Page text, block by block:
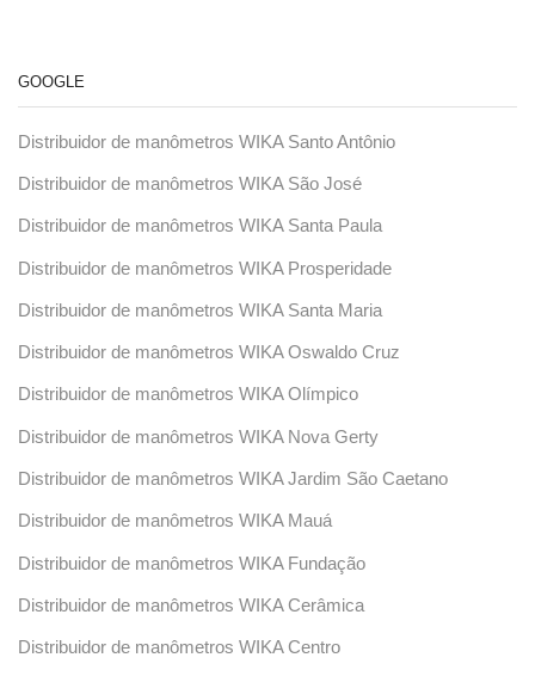
GOOGLE
Distribuidor de manômetros WIKA Santo Antônio
Distribuidor de manômetros WIKA São José
Distribuidor de manômetros WIKA Santa Paula
Distribuidor de manômetros WIKA Prosperidade
Distribuidor de manômetros WIKA Santa Maria
Distribuidor de manômetros WIKA Oswaldo Cruz
Distribuidor de manômetros WIKA Olímpico
Distribuidor de manômetros WIKA Nova Gerty
Distribuidor de manômetros WIKA Jardim São Caetano
Distribuidor de manômetros WIKA Mauá
Distribuidor de manômetros WIKA Fundação
Distribuidor de manômetros WIKA Cerâmica
Distribuidor de manômetros WIKA Centro